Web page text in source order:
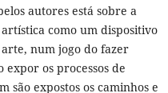
autores está sobre a
como um dispositivo
num jogo do fazer
os processos de
são expostos os caminhos e